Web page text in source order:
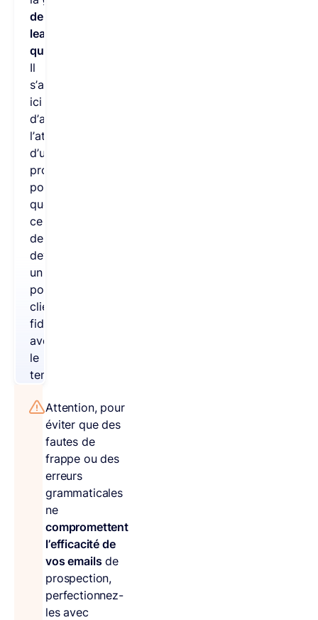
de
leads
qualifiés
Il
s’agit
ici
d’attirer
l’attention
d’un
prospect,
pour
que
ce
dernier
devienne
un
potentiel
client
fidèle
avec
le
temps.
Attention, pour
éviter que des
fautes de
frappe ou des
erreurs
grammaticales
ne
compromettent
l’efficacité de
vos emailsde
prospection,
perfectionnez-
les avec